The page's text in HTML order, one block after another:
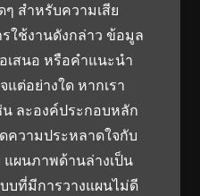
สำหรับความเสีย
ใช้งานดังกล่าว ข้อมูล
เสนอ หรือคำแนะนำ
ต่อย่างใด หากเรา
ละองค์ประกอบหลัก
ดความประหลาดใจกับ
ผนภาพด้านล่างเป็น
บที่มีการวางแผนไม่ดี